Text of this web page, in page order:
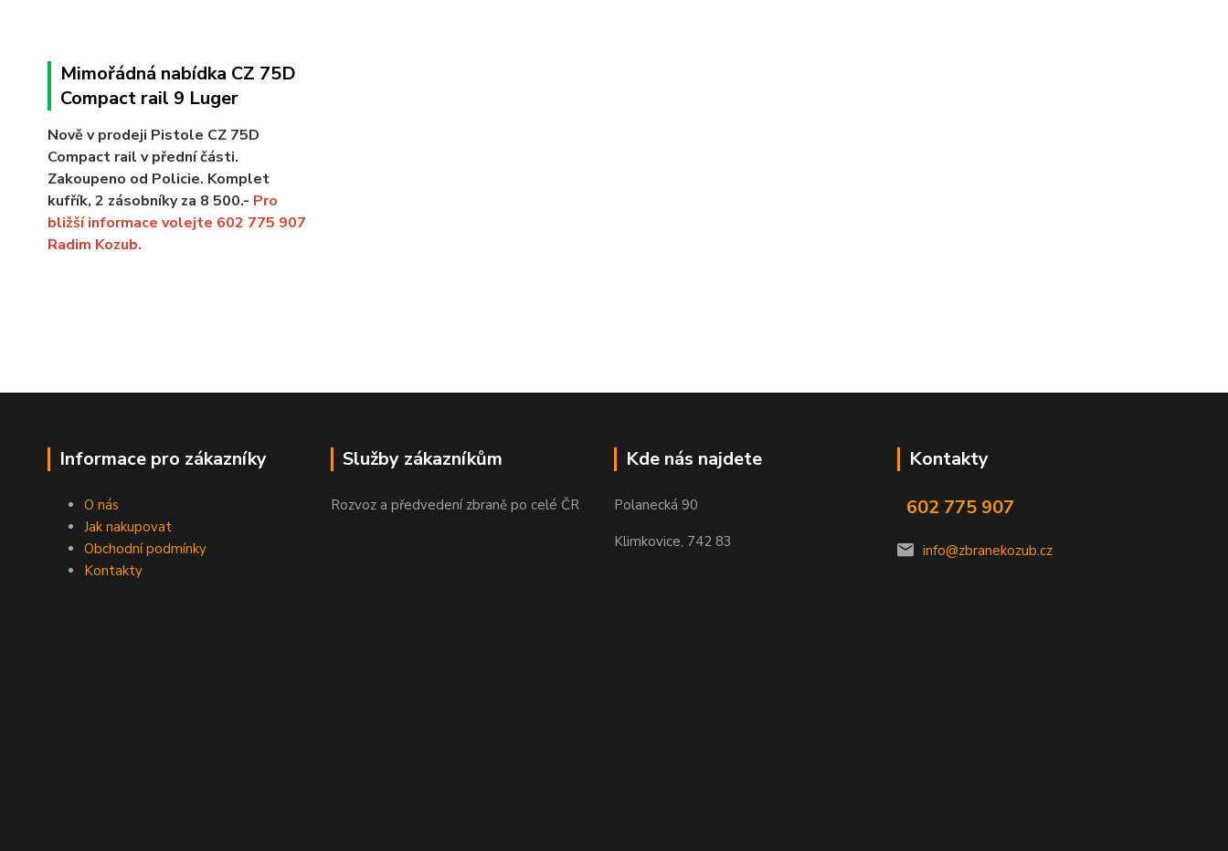
Mimořádná nabídka CZ 75D
Compact rail 9 Luger
Nově v prodeji Pistole CZ 75D
Compact rail v přední části.
Zakoupeno od Policie. Komplet
kufřík, 2 zásobníky za 8 500.- Pro
bližší informace volejte 602 775 907
Radim Kozub.
Informace pro zákazníky
O nás
Jak nakupovat
Obchodní podmínky
Kontakty
Služby zákazníkům
Rozvoz a předvedení zbraně po celé ČR
Kde nás najdete
Polanecká 90
Klimkovice, 742 83
Kontakty
602 775 907
info@zbranekozub.cz